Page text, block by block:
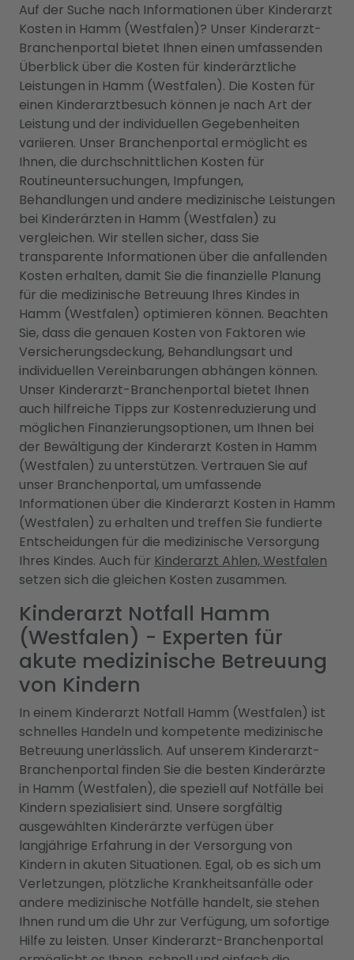
Auf der Suche nach Informationen über Kinderarzt
Kosten in Hamm (Westfalen)? Unser Kinderarzt-
Branchenportal bietet Ihnen einen umfassenden
Überblick über die Kosten für kinderärztliche
Leistungen in Hamm (Westfalen). Die Kosten für
einen Kinderarztbesuch können je nach Art der
Leistung und der individuellen Gegebenheiten
variieren. Unser Branchenportal ermöglicht es
Ihnen, die durchschnittlichen Kosten für
Routineuntersuchungen, Impfungen,
Behandlungen und andere medizinische Leistungen
bei Kinderärzten in Hamm (Westfalen) zu
vergleichen. Wir stellen sicher, dass Sie
transparente Informationen über die anfallenden
Kosten erhalten, damit Sie die finanzielle Planung
für die medizinische Betreuung Ihres Kindes in
Hamm (Westfalen) optimieren können. Beachten
Sie, dass die genauen Kosten von Faktoren wie
Versicherungsdeckung, Behandlungsart und
individuellen Vereinbarungen abhängen können.
Unser Kinderarzt-Branchenportal bietet Ihnen
auch hilfreiche Tipps zur Kostenreduzierung und
möglichen Finanzierungsoptionen, um Ihnen bei
der Bewältigung der Kinderarzt Kosten in Hamm
(Westfalen) zu unterstützen. Vertrauen Sie auf
unser Branchenportal, um umfassende
Informationen über die Kinderarzt Kosten in Hamm
(Westfalen) zu erhalten und treffen Sie fundierte
Entscheidungen für die medizinische Versorgung
Ihres Kindes. Auch für Kinderarzt Ahlen, Westfalen
setzen sich die gleichen Kosten zusammen.
Kinderarzt Notfall Hamm
(Westfalen) - Experten für
akute medizinische Betreuung
von Kindern
In einem Kinderarzt Notfall Hamm (Westfalen) ist
schnelles Handeln und kompetente medizinische
Betreuung unerlässlich. Auf unserem Kinderarzt-
Branchenportal finden Sie die besten Kinderärzte
in Hamm (Westfalen), die speziell auf Notfälle bei
Kindern spezialisiert sind. Unsere sorgfältig
ausgewählten Kinderärzte verfügen über
langjährige Erfahrung in der Versorgung von
Kindern in akuten Situationen. Egal, ob es sich um
Verletzungen, plötzliche Krankheitsanfälle oder
andere medizinische Notfälle handelt, sie stehen
Ihnen rund um die Uhr zur Verfügung, um sofortige
Hilfe zu leisten. Unser Kinderarzt-Branchenportal